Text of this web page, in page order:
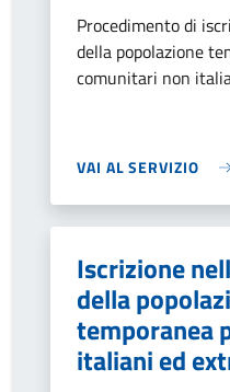
Procedimento di
della popolazione
comunitari non
VAI AL SERVIZIO
Iscrizione
della
temporanea
italiani ed